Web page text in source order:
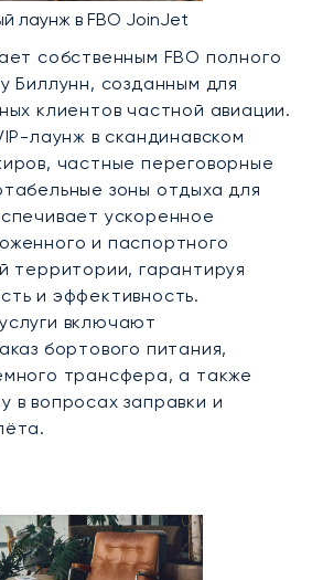
лаунж в FBO JoinJet
собственным FBO полного
Биллунн, созданным для
клиентов частной авиации.
лаунж в скандинавском
частные переговорные
зоны отдыха для
ускоренное
и паспортного
территории, гарантируя
и эффективность.
включают
бортового питания,
трансфера, а также
в вопросах заправки и